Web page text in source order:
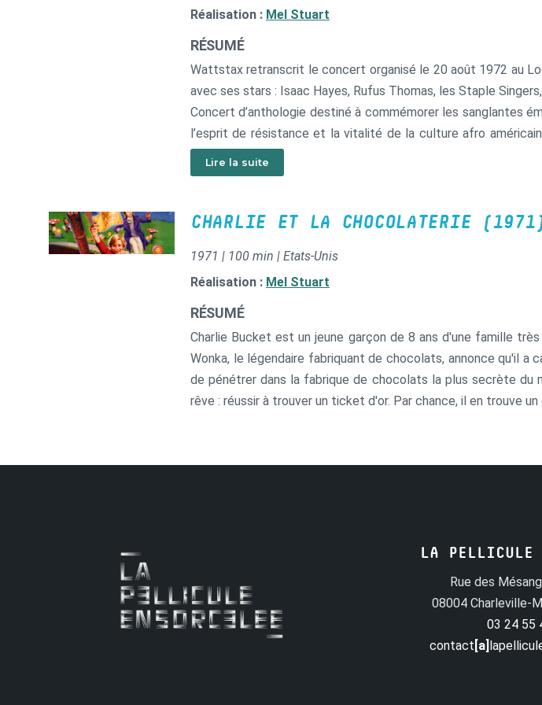
Réalisation : Mel Stuart
RÉSUMÉ
Wattstax retranscrit le concert organisé le 20 août 1972 au
avec ses stars : Isaac Hayes, Rufus Thomas, les Staple
Concert d’anthologie destiné à commémorer les sanglantes
l’esprit de résistance et la vitalité de la culture afro
danse et d’euphorie collective. Parallèlement aux passages
afro-américaine du quartier de Watts au début des années
croisière s’amuse) qui fait sa première apparition à l’écran.
Lire la suite
CHARLIE ET LA CHOCOLATERIE
1971 | 100 min | Etats-Unis
Réalisation : Mel Stuart
RÉSUMÉ
Charlie Bucket est un jeune garçon de 8 ans d'une famille
Wonka, le légendaire fabriquant de chocolats, annonce qu'il
de pénétrer dans la fabrique de chocolats la plus secrète du
rêve : réussir à trouver un ticket d'or. Par chance, il en trouve
LA PELLICULE
Rue des
08004 Charleville-
03 24 55
contact [a]